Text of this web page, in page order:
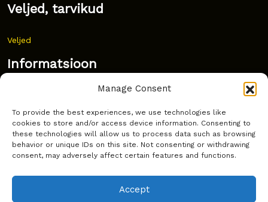
Manage Consent
To provide the best experiences, we use technologies like
cookies to store and/or access device information. Consenting to
these technologies will allow us to process data such as browsing
behavior or unique IDs on this site. Not consenting or withdrawing
consent, may adversely affect certain features and functions.
Accept
Veljed, tarvikud
Veljed
Informatsioon
Korduma kippuvad küsimused
Kust osta?
Küpsiste poliitika